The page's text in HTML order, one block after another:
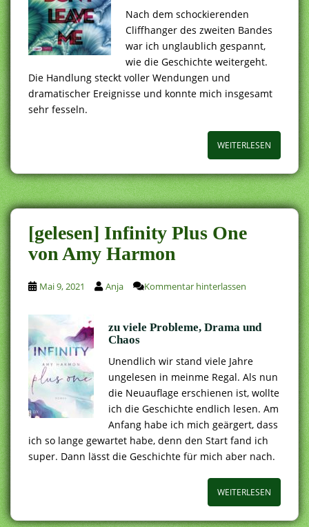
Nach dem schockierenden
Cliffhanger des zweiten Bandes
war ich unglaublich gespannt,
wie die Geschichte weitergeht.
Die Handlung steckt voller Wendungen und
dramatischer Ereignisse und konnte mich insgesamt
sehr fesseln.
WEITERLESEN
[gelesen] Infinity Plus One
von Amy Harmon
Mai 9, 2021 Anja Kommentar hinterlassen
zu viele Probleme, Drama und
Chaos
Unendlich wir stand viele Jahre
ungelesen in meinme Regal. Als nun
die Neuauflage erschienen ist, wollte
ich die Geschichte endlich lesen. Am
Anfang habe ich mich geärgert, dass
ich so lange gewartet habe, denn den Start fand ich
super. Dann lässt die Geschichte für mich aber nach.
WEITERLESEN